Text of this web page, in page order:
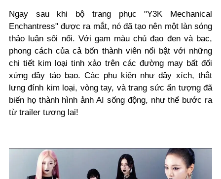
Ngay sau khi bộ trang phục"Y3K Mechanical
Enchantress" được ra mắt, nó đã tạo nên một làn sóng
thảo luận sôi nổi. Với gam màu chủ đạo đen và bạc,
phong cách của cả bốn thành viên nổi bật với những
chi tiết kim loại tinh xảo trên các đường may bất đối
xứng đầy táo bạo. Các phụ kiện như dây xích, thắt
lưng đính kim loại, vòng tay, và trang sức ấn tượng đã
biến họ thành hình ảnh AI sống động, như thể bước ra
từ trailer tương lai!